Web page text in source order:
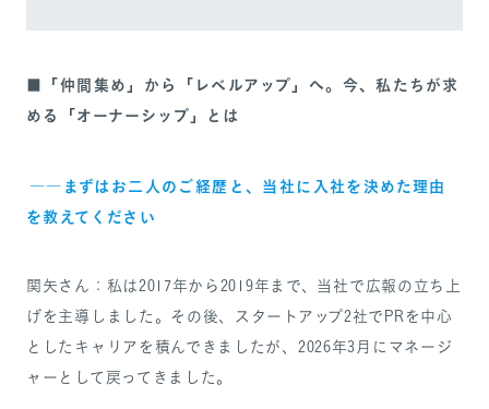
■「仲間集め」から「レベルアップ」へ。今、私たちが求
める「オーナーシップ」とは
――まずはお二人のご経歴と、当社に入社を決めた理由
を教えてください
関矢さん：私は2017年から2019年まで、当社で広報の立ち上
げを主導しました。その後、スタートアップ2社でPRを中心
としたキャリアを積んできましたが、2026年3月にマネージ
ャーとして戻ってきました。